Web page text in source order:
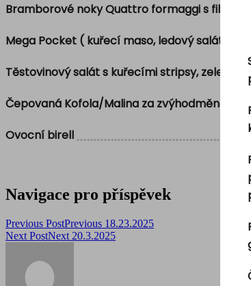
Bramborové noky Quattro formaggi s
Mega Pocket ( kuřecí maso, ledový salát,
Těstovinový salát s kuřecími stripsy,
Čepovaná Kofola/Malina za zvýhodměnou
Ovocní birell
Navigace pro příspěvek
Previous PostPrevious 18.23.2025
Next PostNext 20.3.2025